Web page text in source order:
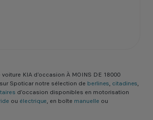
KIA d’occasion À MOINS DE 18000
Spoticar notre sélection de berlines, citadines,
d'occasion disponibles en motorisation
ou électrique, en boîte manuelle ou